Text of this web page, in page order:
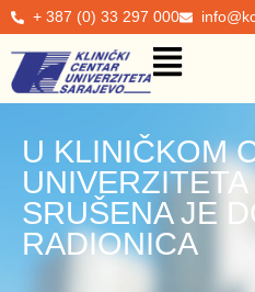
+ 387 (0) 33 297 000
U KLINIČKOM
SRUŠENA JE
RADIONICA